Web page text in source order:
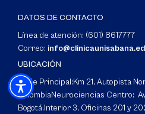
DATOS DE CONTACTO
Línea de atención: (601) 8617777
Correo:
UBICACIÓN
Sede Principal:Km 21, Autopista
ColombiaNeurociencias Centro:
Bogotá.Interior 3, Oficinas 201 y